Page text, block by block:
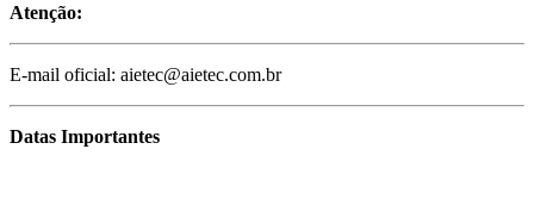
Atenção:
E-mail oficial: aietec@aietec.com.br
Datas Importantes